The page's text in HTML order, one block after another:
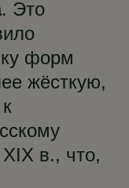
. Это
форм
жёсткую,
в., что,